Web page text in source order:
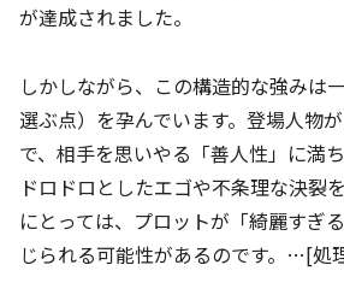
が達成されました。
しかしながら、この構造的な強みは
選ぶ点）を孕んでいます。登場人物
で、相手を思いやる「善人性」に満
ドロドロとしたエゴや不条理な決裂
にとっては、プロットが「綺麗すぎ
じられる可能性があるのです。…[